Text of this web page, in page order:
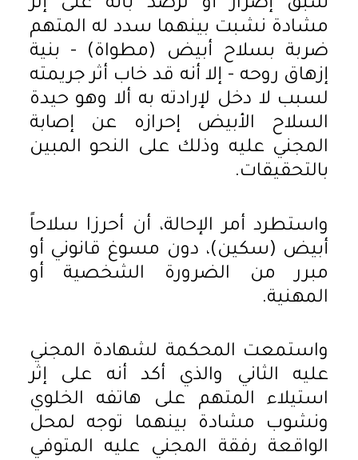
سبق إصرار أو ترصد بأنه على إثر
مشادة نشبت بينهما سدد له المتهم
ضربة بسلاح أبيض (مطواة) - بنية
إزهاق روحه - إلا أنه قد خاب أثر جريمته
لسبب لا دخل لإرادته به ألا وهو حيدة
السلاح الأبيض إحرازه عن إصابة
المجني عليه وذلك على النحو المبين
بالتحقيقات.
واستطرد أمر الإحالة، أن أحرزا سلاحاً
أبيض (سكين)، دون مسوغ قانوني أو
مبرر من الضرورة الشخصية أو
المهنية.
واستمعت المحكمة لشهادة المجني
عليه الثاني والذي أكد أنه على إثر
استيلاء المتهم على هاتفه الخلوي
ونشوب مشادة بينهما توجه لمحل
الواقعة رفقة المجني عليه المتوفي